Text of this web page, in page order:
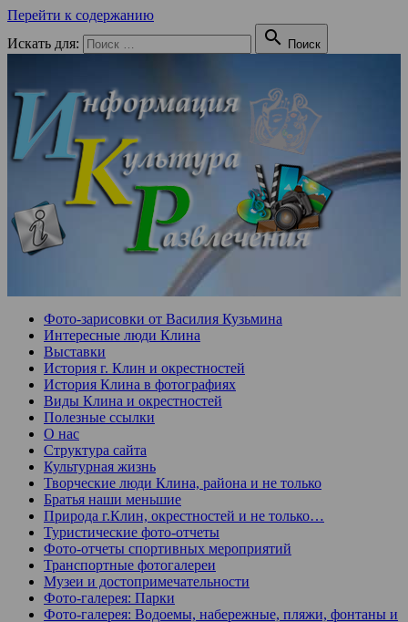
Перейти к содержанию
Искать для:
 Поиск
Фото-зарисовки от Василия Кузьмина
Интересные люди Клина
Выставки
История г. Клин и окрестностей
История Клина в фотографиях
Виды Клина и окрестностей
Полезные ссылки
О нас
Структура сайта
Культурная жизнь
Творческие люди Клина, района и не только
Братья наши меньшие
Природа г.Клин, окрестностей и не только…
Туристические фото-отчеты
Фото-отчеты спортивных мероприятий
Транспортные фотогалереи
Музеи и достопримечательности
Фото-галерея: Парки
Фото-галерея: Водоемы, набережные, пляжи, фонтаны и